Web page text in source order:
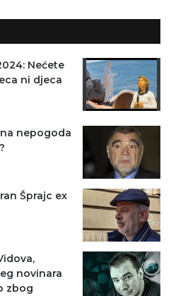
Nećete
ni djeca
nepogoda
Šprajc ex
novinara
zbog